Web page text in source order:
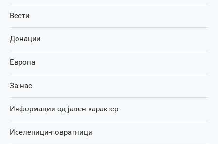
Вести
Донации
Европа
За нас
Информации од јавен карактер
Иселеници-повратници